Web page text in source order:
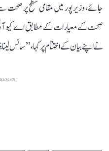
جائے، وزیرپور میں مقامی سطح پر صحت سے
صحت کے معیارات کے مطابق اے کیو
نے اپنے بیان کے اختتام پر کہا، ’’سانس